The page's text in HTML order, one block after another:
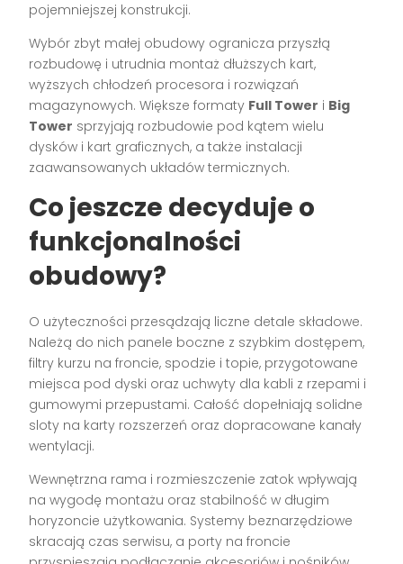
pojemniejszej konstrukcji.
Wybór zbyt małej obudowy ogranicza przyszłą
rozbudowę i utrudnia montaż dłuższych kart,
wyższych chłodzeń procesora i rozwiązań
magazynowych. Większe formaty Full Tower i Big
Tower sprzyjają rozbudowie pod kątem wielu
dysków i kart graficznych, a także instalacji
zaawansowanych układów termicznych.
Co jeszcze decyduje o
funkcjonalności
obudowy?
O użyteczności przesądzają liczne detale składowe.
Należą do nich panele boczne z szybkim dostępem,
filtry kurzu na froncie, spodzie i topie, przygotowane
miejsca pod dyski oraz uchwyty dla kabli z rzepami i
gumowymi przepustami. Całość dopełniają solidne
sloty na karty rozszerzeń oraz dopracowane kanały
wentylacji.
Wewnętrzna rama i rozmieszczenie zatok wpływają
na wygodę montażu oraz stabilność w długim
horyzoncie użytkowania. Systemy beznarzędziowe
skracają czas serwisu, a porty na froncie